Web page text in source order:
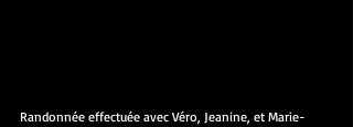
Randonnée effectuée avec Véro, Jeanine, et Marie-